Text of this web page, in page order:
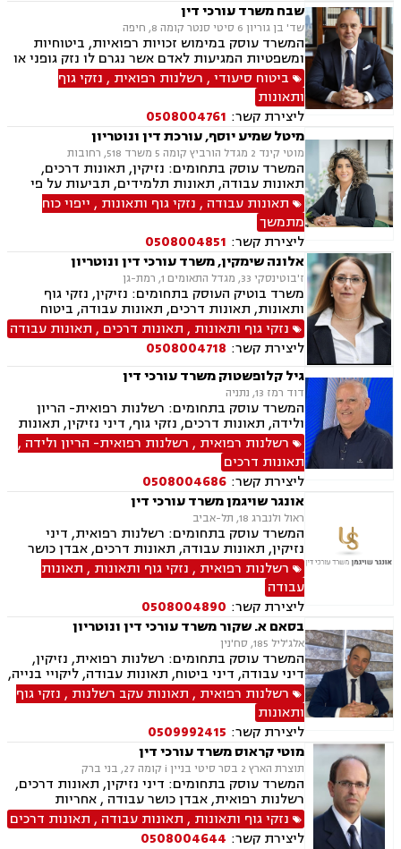
שבח משרד עורכי דין
שד' בן גוריון 6 סיטי סנטר קומה 8, חיפה
המשרד עוסק במימוש זכויות רפואיות, ביטוחיות
ומשפטיות המגיעות לאדם אשר נגרם לו נזק גופני או
בריאותי כתוצאה ממחלה או תאונה.
ביטוח סיעודי , רשלנות רפואית , נזקי גוף
ותאונות
ליצירת קשר: 0508004761
מיטל שמיע יוסף, עורכת דין ונוטריון
מוטי קינד 2 מגדל הורביץ קומה 5 משרד 518, רחובות
המשרד עוסק בתחומים: נזיקין, תאונות דרכים,
תאונות עבודה, תאונות תלמידים, תביעות על פי
פוליסה, תאונות מדרכה, רשלנות רפואית, רשלנות
רפואית בניתוחי פלסטיקה, אי גילוי/אבחנה שגויה,
דיני מקרקעין, הסכמי שכירות, עסקאות מכר דירה,
ירושות וצוואות, ייצוג משפטי בהתנגדויות לצוואה,
הוצאת צו ירושה, ייפוי כוח מתמשך, נוטריון
תאונות עבודה , נזקי גוף ותאונות , ייפוי כוח
מתמשך
ליצירת קשר: 0508004851
אלונה שימקין, משרד עורכי דין ונוטריון
ז'בוטינסקי 33, מגדל התאומים 1, רמת-גן
משרד בוטיק העוסק בתחומים: נזיקין, נזקי גוף
ותאונות, תאונות דרכים, תאונות עבודה, ביטוח
לאומי, תביעות ביטוח, משרד הבטחון, רשלנות
רפואית, ייפוי כוח מתמשך.
נזקי גוף ותאונות , תאונות דרכים , תאונות עבודה
ליצירת קשר: 0508004718
גיל קלופשטוק משרד עורכי דין
דוד רמז 13, נתניה
המשרד עוסק בתחומים: רשלנות רפואית- הריון
ולידה, תאונות דרכים, נזקי גוף, דיני נזיקין, תאונות
עבודה, תאונות תלמידים, תאונות ספורט.
רשלנות רפואית , רשלנות רפואית- הריון ולידה ,
תאונות דרכים
ליצירת קשר: 0508004686
אונגר שויגמן משרד עורכי דין
ראול ולנברג 18, תל-אביב
המשרד עוסק בתחומים: רשלנות רפואית, דיני
נזיקין, תאונות עבודה, תאונות דרכים, אבדן כושר
עבודה, פטור ממס הכנסה, משרד הביטחון
רשלנות רפואית , נזקי גוף ותאונות , תאונות
עבודה
ליצירת קשר: 0508004890
בסאם א. שקור משרד עורכי דין ונוטריון
אלג'ליל 185, סח'נין
המשרד עוסק בתחומים: רשלנות רפואית, נזיקין,
דיני עבודה, דיני ביטוח, תאונות עבודה, ליקויי בנייה,
עסקאות מכר דירה, נוטריון.
רשלנות רפואית , תאונות עקב רשלנות , נזקי גוף
ותאונות
ליצירת קשר: 0509992415
מוטי קראוס משרד עורכי דין
תוצרת הארץ 2 בסר סיטי בניין i קומה 27, בני ברק
המשרד עוסק בתחומים: דיני נזיקין, תאונות דרכים,
רשלנות רפואית, אבדן כושר עבודה , אחריות
מקצועית, ביטוח חיים , נזקי גוף, רשלנות רפואית-
הריון ולידה, תאונות עבודה.
נזקי גוף ותאונות , תאונות עבודה , תאונות דרכים
ליצירת קשר: 0508004644